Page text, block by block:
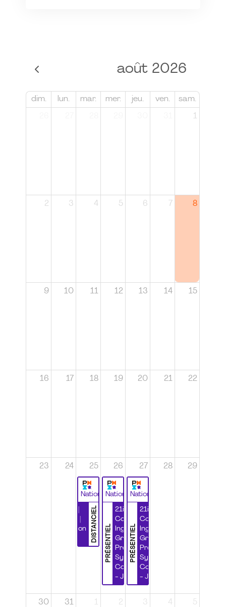
août 2026
dim. lun. mar. mer. jeu. ven. sam.
1
2 3 4 5 6 7 8
9 10 11 12 13 14 15
16 17 18 19 20 21 22
23 24 25
National
DISTANCIEL
Certification
26
National
PRÉSENTIEL
21ième
Congrès
Ingénierie
Grands
Projets et
Systèmes
Complexes
- Jour 1
27
National
PRÉSENTIEL
21ième
Congrès
Ingénierie
Grands
Projets et
Systèmes
Complexes
- Jour 2
28 29
30 31 1 2 3 4 5